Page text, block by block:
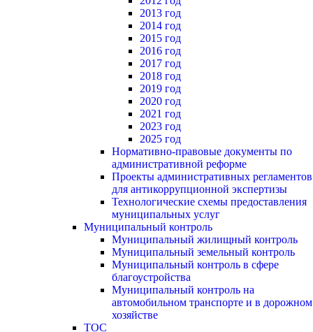
2013 год
2014 год
2015 год
2016 год
2017 год
2018 год
2019 год
2020 год
2021 год
2023 год
2025 год
Нормативно-правовые документы по
административной реформе
Проекты административных регламентов
для антикоррупционной экспертизы
Технологические схемы предоставления
муниципальных услуг
Муниципальный контроль
Муниципальный жилищный контроль
Муниципальный земельный контроль
Муниципальный контроль в сфере
благоустройства
Муниципальный контроль на
автомобильном транспорте и в дорожном
хозяйстве
ТОС